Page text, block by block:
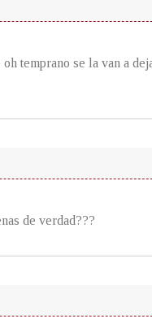
temprano se la van a
de verdad???